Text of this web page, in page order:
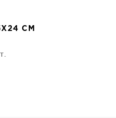
CM